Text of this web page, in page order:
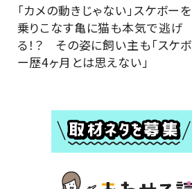
「カメの動きじゃない」スケボーを
乗りこなす亀に猫も本気で逃げ
る！？ その姿に飼い主も「スケボ
ー歴4ヶ月とは思えない」